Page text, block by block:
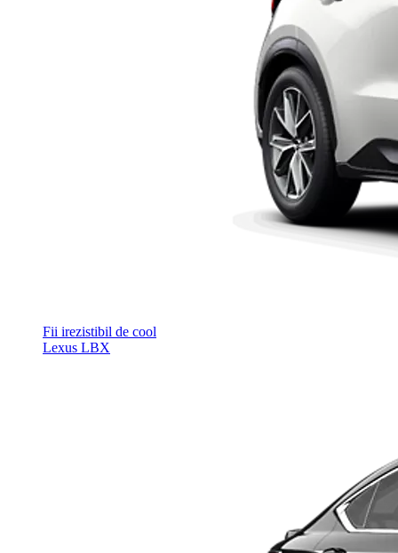
Fii irezistibil de cool
Lexus LBX